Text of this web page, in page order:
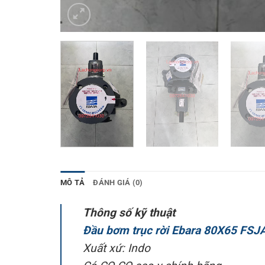
MÔ TẢ ĐÁNH GIÁ (0)
Thông số kỹ thuật
Đầu bơm trục rời Ebara 80X65
Xuất xứ: Indo